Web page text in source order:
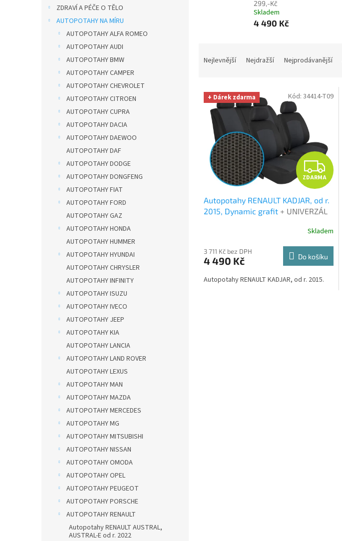
ZDRAVÍ A PÉČE O TĚLO
AUTOPOTAHY NA MÍRU
AUTOPOTAHY ALFA ROMEO
AUTOPOTAHY AUDI
AUTOPOTAHY BMW
AUTOPOTAHY CAMPER
AUTOPOTAHY CHEVROLET
AUTOPOTAHY CITROEN
AUTOPOTAHY CUPRA
AUTOPOTAHY DACIA
AUTOPOTAHY DAEWOO
AUTOPOTAHY DAF
AUTOPOTAHY DODGE
AUTOPOTAHY DONGFENG
AUTOPOTAHY FIAT
AUTOPOTAHY FORD
AUTOPOTAHY GAZ
AUTOPOTAHY HONDA
AUTOPOTAHY HUMMER
AUTOPOTAHY HYUNDAI
AUTOPOTAHY CHRYSLER
AUTOPOTAHY INFINITY
AUTOPOTAHY ISUZU
AUTOPOTAHY IVECO
AUTOPOTAHY JEEP
AUTOPOTAHY KIA
AUTOPOTAHY LANCIA
AUTOPOTAHY LAND ROVER
AUTOPOTAHY LEXUS
AUTOPOTAHY MAN
AUTOPOTAHY MAZDA
AUTOPOTAHY MERCEDES
AUTOPOTAHY MG
AUTOPOTAHY MITSUBISHI
AUTOPOTAHY NISSAN
AUTOPOTAHY OMODA
AUTOPOTAHY OPEL
AUTOPOTAHY PEUGEOT
AUTOPOTAHY PORSCHE
AUTOPOTAHY RENAULT
Autopotahy RENAULT AUSTRAL,
AUSTRAL-E od r. 2022
299,-Kč
Skladem
4 490 Kč
n
Nejlevnější Nejdražší Nejprodávanější
V + Dárek zdarma
Z
D
A
R
M
A
ZDARMA
Autopotahy RENAULT KADJAR, od r.
2015, Dynamic grafit + UNIVERZÁL
Microfiber zdarma v hodnotě 299,-
Skladem
3 711 Kč bez DPH
4 490 Kč Do košíku
Autopotahy RENAULT KADJAR, od r. 2015.
Kód: 34414-T09